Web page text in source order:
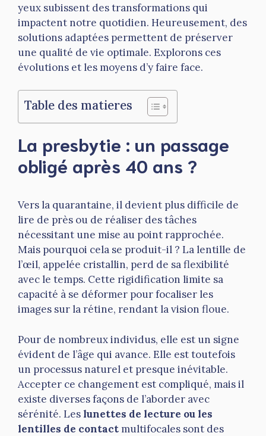
yeux subissent des transformations qui
impactent notre quotidien. Heureusement, des
solutions adaptées permettent de préserver
une qualité de vie optimale. Explorons ces
évolutions et les moyens d’y faire face.
Table des matieres
La presbytie : un passage
obligé après 40 ans ?
Vers la quarantaine, il devient plus difficile de
lire de près ou de réaliser des tâches
nécessitant une mise au point rapprochée.
Mais pourquoi cela se produit-il ? La lentille de
l’œil, appelée cristallin, perd de sa flexibilité
avec le temps. Cette rigidification limite sa
capacité à se déformer pour focaliser les
images sur la rétine, rendant la vision floue.
Pour de nombreux individus, elle est un signe
évident de l’âge qui avance. Elle est toutefois
un processus naturel et presque inévitable.
Accepter ce changement est compliqué, mais il
existe diverses façons de l’aborder avec
sérénité. Les lunettes de lecture ou les
lentilles de contact multifocales sont des